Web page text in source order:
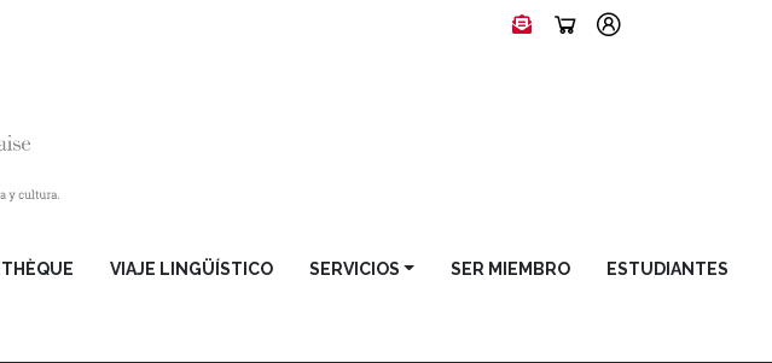
VIAJE LINGÜÍSTICO SERVICIOS SER MIEMBRO ESTUDIANTES